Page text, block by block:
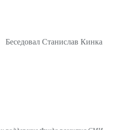
Беседовал Станислав Кинка